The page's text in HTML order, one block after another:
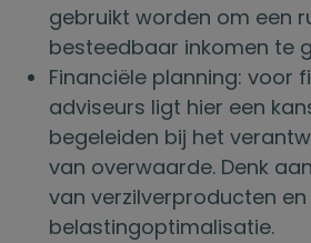
gebruikt worden om een
besteedbaar inkomen te
Financiële planning: voor
adviseurs ligt hier een
begeleiden bij het
van overwaarde. Denk
van verzilverproducten en
belastingoptimalisatie.